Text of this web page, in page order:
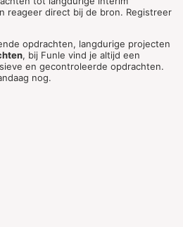
reageer direct bij de bron. Registreer
opdrachten, langdurige projecten
, bij Funle vind je altijd een
en gecontroleerde opdrachten.
nog.